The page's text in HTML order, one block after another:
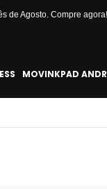
de Agosto. Compre agora!
MOVINKPAD